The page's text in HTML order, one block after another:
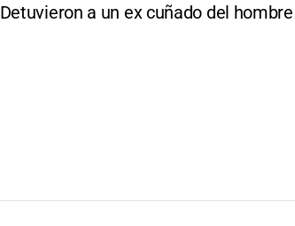
Detuvieron a un ex cuñado del